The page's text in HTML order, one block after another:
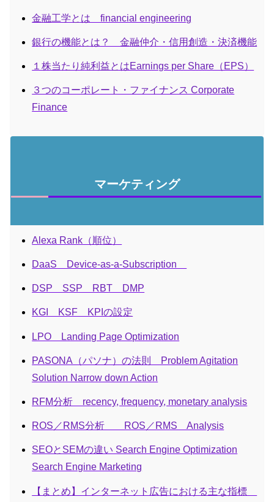
金融工学とは financial engineering
銀行の機能とは？ 金融仲介・信用創造・決済機能
１株当たり純利益とはEarnings per Share（EPS）
３つのコーポレート・ファイナンス Corporate
Finance
マーケティング
Alexa Rank（順位）
DaaS Device-as-a-Subscription
DSP SSP RBT DMP
KGI KSF KPIの設定
LPO Landing Page Optimization
PASONA（パソナ）の法則 Problem Agitation
Solution Narrow down Action
RFM分析 recency, frequency, monetary analysis
ROS／RMS分析 ROS／RMS Analysis
SEOとSEMの違い Search Engine Optimization
Search Engine Marketing
【まとめ】インターネット広告における主な指標